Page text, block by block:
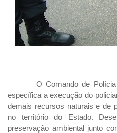
O Comando de
específica a execução do
demais recursos naturais e de
no território do Estado.
preservação ambiental junto